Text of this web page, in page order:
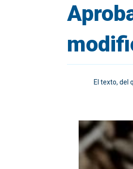
El texto, del